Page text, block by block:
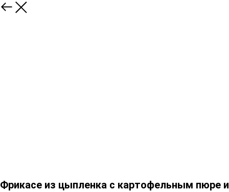
Фрикасе из цыпленка с картофельным пюре и